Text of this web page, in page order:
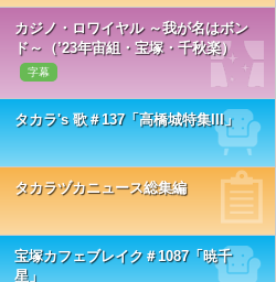
カジノ・ロワイヤル ～我が名はボン
ド～（’23年宙組・宝塚・千秋楽）
字幕
タカラ's 歌＃137「高橋城特集III」
タカラヅカニュース総集編
宝塚カフェブレイク＃1087「暁千
星」